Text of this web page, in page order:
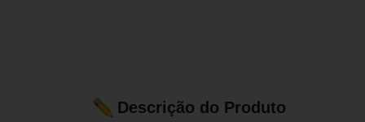
Descrição do Produto